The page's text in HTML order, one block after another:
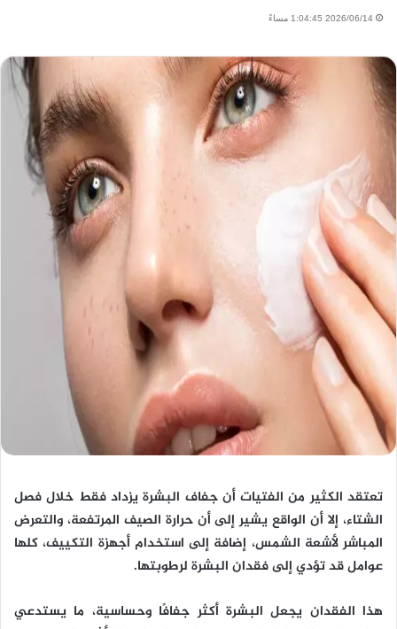
2026/06/14 1:04:45 مساءً
تعتقد الكثير من الفتيات أن جفاف البشرة يزداد فقط خلال فصل
الشتاء، إلا أن الواقع يشير إلى أن حرارة الصيف المرتفعة، والتعرض
المباشر لأشعة الشمس، إضافة إلى استخدام أجهزة التكييف، كلها
عوامل قد تؤدي إلى فقدان البشرة لرطوبتها.
هذا الفقدان يجعل البشرة أكثر جفافًا وحساسية، ما يستدعي